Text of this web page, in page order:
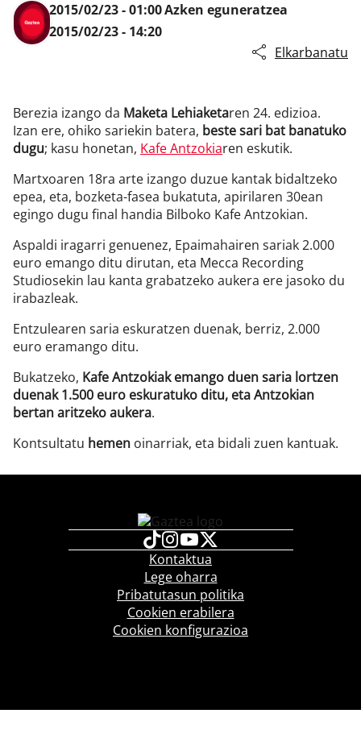
2015/02/23 - 01:00Azken eguneratzea
2015/02/23 - 14:20
Elkarbanatu
Berezia izango da Maketa Lehiaketaren 24. edizioa.
Izan ere, ohiko sariekin batera, beste sari bat banatuko
dugu; kasu honetan, Kafe Antzokiaren eskutik.
Martxoaren 18ra arte izango duzue kantak bidaltzeko
epea, eta, bozketa-fasea bukatuta, apirilaren 30ean
egingo dugu final handia Bilboko Kafe Antzokian.
Aspaldi iragarri genuenez, Epaimahairen sariak 2.000
euro emango ditu dirutan, eta Mecca Recording
Studiosekin lau kanta grabatzeko aukera ere jasoko du
irabazleak.
Entzulearen saria eskuratzen duenak, berriz, 2.000
euro eramango ditu.
Bukatzeko, Kafe Antzokiak emango duen saria lortzen
duenak 1.500 euro eskuratuko ditu, eta Antzokian
bertan aritzeko aukera.
Kontsultatu hemen oinarriak, eta bidali zuen kantuak.
Kontaktua
Lege oharra
Pribatutasun politika
Cookien erabilera
Cookien konfigurazioa